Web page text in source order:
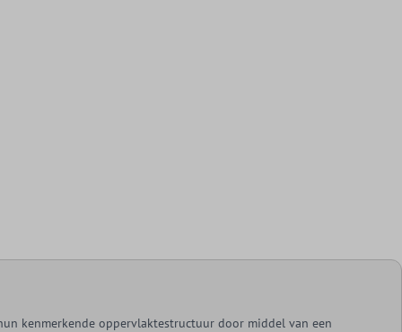
kenmerkende oppervlaktestructuur door middel van een